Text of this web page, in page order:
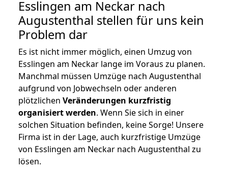
Esslingen am Neckar nach
Augustenthal stellen für uns kein
Problem dar
Es ist nicht immer möglich, einen Umzug von
Esslingen am Neckar lange im Voraus zu planen.
Manchmal müssen Umzüge nach Augustenthal
aufgrund von Jobwechseln oder anderen
plötzlichen Veränderungen kurzfristig
organisiert werden. Wenn Sie sich in einer
solchen Situation befinden, keine Sorge! Unsere
Firma ist in der Lage, auch kurzfristige Umzüge
von Esslingen am Neckar nach Augustenthal zu
lösen.